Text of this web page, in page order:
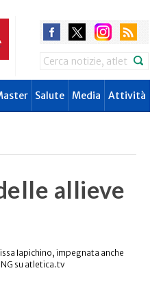
Search
Salute Media Attività
allieve
Iapichino, impegnata anche
su atletica.tv